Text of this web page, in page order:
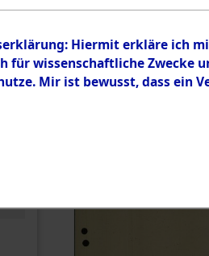
Hiermit erkläre ich
für wissenschaftliche Zwecke
Mir ist bewusst, dass ein